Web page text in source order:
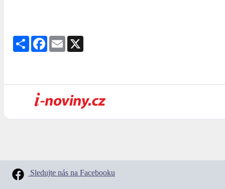
Share Facebook
Email
Sledujte nás na Facebooku